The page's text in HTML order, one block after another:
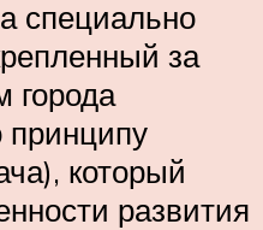
специально
за
города
принципу
который
развития